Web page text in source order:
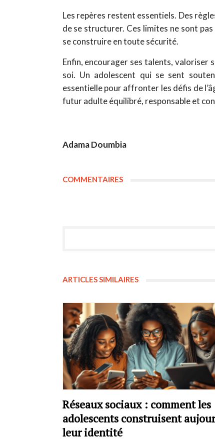
Les repères restent essentiels. Des
de se structurer. Ces limites ne sont
se construire en toute sécurité.
Enfin, encourager ses talents,
soi. Un adolescent qui se sent
essentielle pour affronter les défis de
futur adulte équilibré, responsable et
Adama Doumbia
COMMENTAIRES
ARTICLES SIMILAIRES
Réseaux sociaux : comment les
adolescents construisent
leur identité